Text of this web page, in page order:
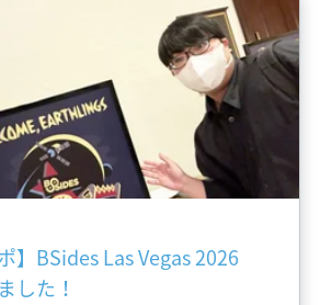
】BSides Las Vegas 2026
した！